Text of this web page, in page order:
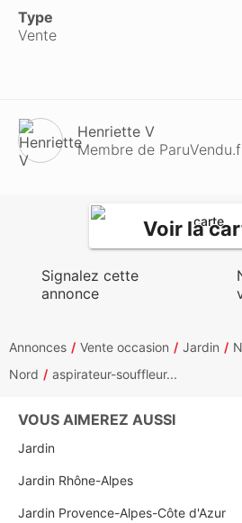
Type
Vente
Henriette V
Membre de
Voir la
Signalez cette
annonce
Annonces Vente occasion Jardin
Nord
aspirateur-souffleur...
VOUS AIMEREZ AUSSI
Jardin
Jardin Rhône-Alpes
Jardin Provence-Alpes-Côte d'Azur